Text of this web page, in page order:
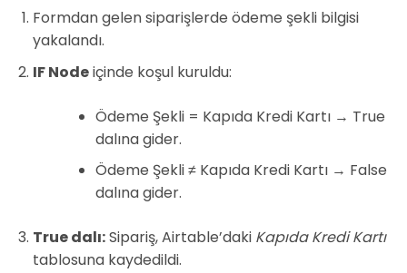
Formdan gelen siparişlerde ödeme şekli bilgisi
yakalandı.
IF Nodeiçinde koşul kuruldu:
Ödeme Şekli = Kapıda Kredi Kartı → True
dalına gider.
Ödeme Şekli ≠ Kapıda Kredi Kartı → False
dalına gider.
True dalı:Sipariş, Airtable’daki Kapıda Kredi Kartı
tablosuna kaydedildi.